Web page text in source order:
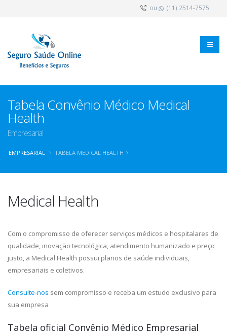
ou (11) 2514-7575
Tabela Convênio Médico Medical
Health
Empresarial
EMPRESARIAL TABELA MEDICAL HEALTH
Medical Health
Com o compromisso de oferecer serviços médicos e hospitalares de
qualidade, inovação tecnológica, atendimento humanizado e preço
justo, a Medical Health possui planos de saúde individuais,
empresariais e coletivos.
Consulte-nos sem compromisso e receba um estudo exclusivo para
sua empresa
Tabela oficial Convênio Médico Empresarial